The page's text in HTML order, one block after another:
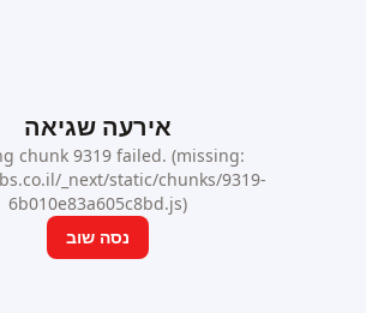
אירעה שגיאה
Loading chunk 9319 failed. (missing:
https://hbs.co.il/_next/static/chunks/9319-
6b010e83a605c8bd.js)